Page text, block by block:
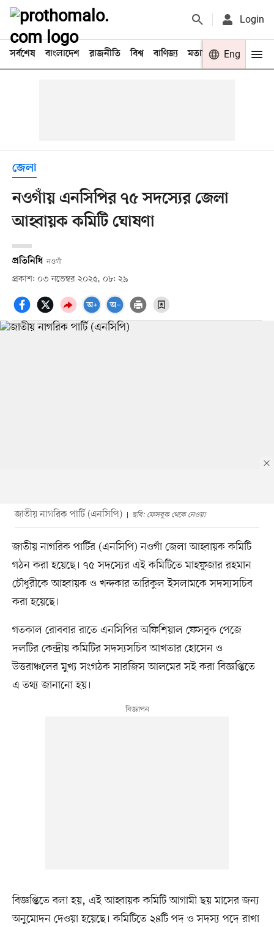
Login
সর্বশেষ বাংলাদেশ রাজনীতি বিশ্ব বাণিজ্য মতামত খেলা
Eng
জেলা
নওগাঁয় এনসিপির ৭৫ সদস্যের জেলা
আহ্বায়ক কমিটি ঘোষণা
প্রতিনিধি নওগাঁ
প্রকাশ: ০৩ নভেম্বর ২০২৫, ০৮: ২৯
জাতীয় নাগরিক পার্টি (এনসিপি) ছবি: ফেসবুক থেকে নেওয়া
জাতীয় নাগরিক পার্টির (এনসিপি) নওগাঁ জেলা আহ্বায়ক কমিটি
গঠন করা হয়েছে। ৭৫ সদস্যের এই কমিটিতে মাহফুজার রহমান
চৌধুরীকে আহ্বায়ক ও খন্দকার তারিকুল ইসলামকে সদস্যসচিব
করা হয়েছে।
গতকাল রোববার রাতে এনসিপির অফিশিয়াল ফেসবুক পেজে
দলটির কেন্দ্রীয় কমিটির সদস্যসচিব আখতার হোসেন ও
উত্তরাঞ্চলের মুখ্য সংগঠক সারজিস আলমের সই করা বিজ্ঞপ্তিতে
এ তথ্য জানানো হয়।
বিজ্ঞপ্তিতে বলা হয়, এই আহ্বায়ক কমিটি আগামী ছয় মাসের জন্য
অনুমোদন দেওয়া হয়েছে। কমিটিতে ২৪টি পদ ও সদস্য পদে রাখা